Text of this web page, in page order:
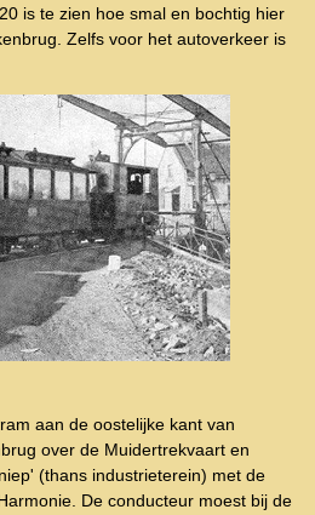
is te zien hoe smal en bochtig hier
Zelfs voor het autoverkeer is
aan de oostelijke kant van
over de Muidertrekvaart en
(thans industrieterein) met de
De conducteur moest bij de